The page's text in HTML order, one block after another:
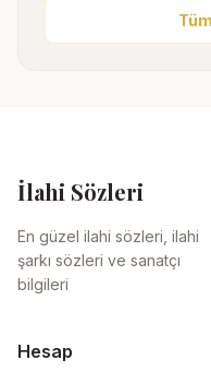
İlahi Sözleri
En güzel ilahi sözleri, ilahi
şarkı sözleri ve sanatçı
bilgileri
Hesap